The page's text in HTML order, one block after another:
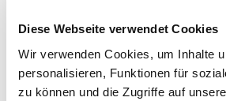
Diese Webseite verwendet Cookies
Wir verwenden Cookies, um Inhalte
personalisieren, Funktionen für
zu können und die Zugriffe auf
Danach werden diese im
werden mehrere Tonnen
Und auch bei den Nutzerinnen und